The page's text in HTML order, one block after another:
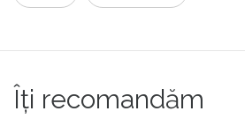
Îți recomandăm